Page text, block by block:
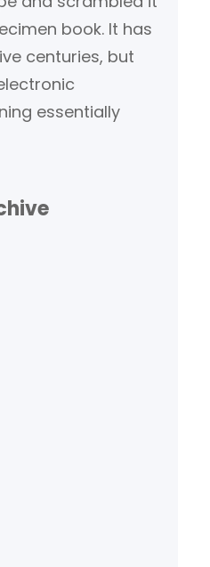
book. It has
centuries, but
essentially